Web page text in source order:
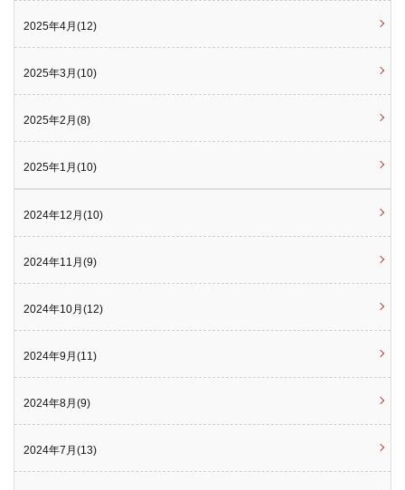
2025年4月(12)
2025年3月(10)
2025年2月(8)
2025年1月(10)
2024年12月(10)
2024年11月(9)
2024年10月(12)
2024年9月(11)
2024年8月(9)
2024年7月(13)